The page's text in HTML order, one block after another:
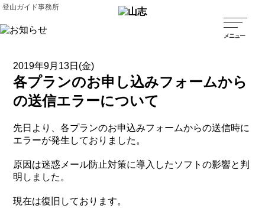
登山ガイド事務所
2019年9月13日(金)
各プランのお申し込みフォームから
の送信エラーについて
先日より、各プランのお申込みフォームからの送信時に
エラーが発生しておりました。
原因は迷惑メール防止対策に導入したソフトの影響と判
明しました。
現在は復旧しております。